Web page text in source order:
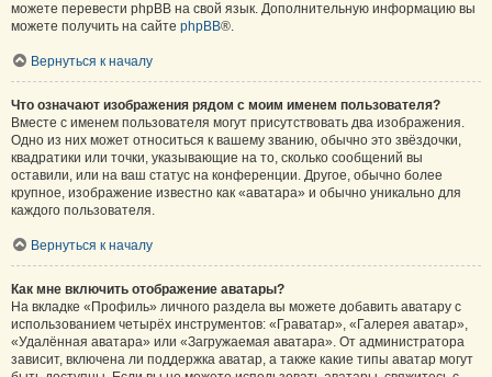
можете перевести phpBB на свой язык. Дополнительную информацию вы
можете получить на сайте phpBB®.
Вернуться к началу
Что означают изображения рядом с моим именем пользователя?
Вместе с именем пользователя могут присутствовать два изображения.
Одно из них может относиться к вашему званию, обычно это звёздочки,
квадратики или точки, указывающие на то, сколько сообщений вы
оставили, или на ваш статус на конференции. Другое, обычно более
крупное, изображение известно как «аватара» и обычно уникально для
каждого пользователя.
Вернуться к началу
Как мне включить отображение аватары?
На вкладке «Профиль» личного раздела вы можете добавить аватару с
использованием четырёх инструментов: «Граватар», «Галерея аватар»,
«Удалённая аватара» или «Загружаемая аватара». От администратора
зависит, включена ли поддержка аватар, а также какие типы аватар могут